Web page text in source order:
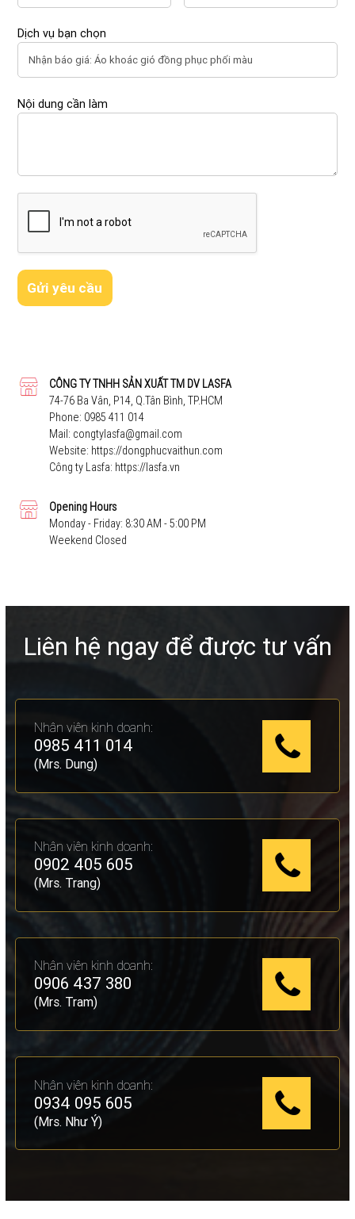
Dịch vụ bạn chọn
Nội dung cần làm
CÔNG TY TNHH SẢN XUẤT TM DV LASFA
74-76 Ba Vân, P14, Q.Tân Bình, TP.HCM
Phone: 0985 411 014
Mail: congtylasfa@gmail.com
Website: https://dongphucvaithun.com
Công ty Lasfa: https://lasfa.vn
Opening Hours
Monday - Friday: 8:30 AM - 5:00 PM
Weekend Closed
Liên hệ ngay để được tư vấn
Nhân viên kinh doanh:
0985 411 014
(Mrs. Dung)
Nhân viên kinh doanh:
0902 405 605
(Mrs. Trang)
Nhân viên kinh doanh:
0906 437 380
(Mrs. Tram)
Nhân viên kinh doanh:
0934 095 605
(Mrs. Như Ý)